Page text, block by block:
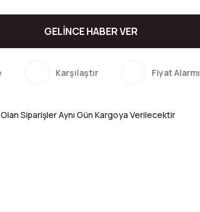
GELİNCE HABER VER
Karşılaştır Fiyat Alarmı
Siparişler Aynı Gün Kargoya Verilecektir